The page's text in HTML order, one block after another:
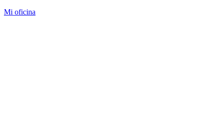
Mi oficina